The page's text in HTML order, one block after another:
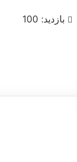
بازدید: 100